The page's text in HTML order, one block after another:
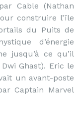
Cable (Nathan
construire l’île
du Puits de
d’énergie
jusqu’à ce qu’il
Ghast). Eric le
un avant-poste
Captain Marvel